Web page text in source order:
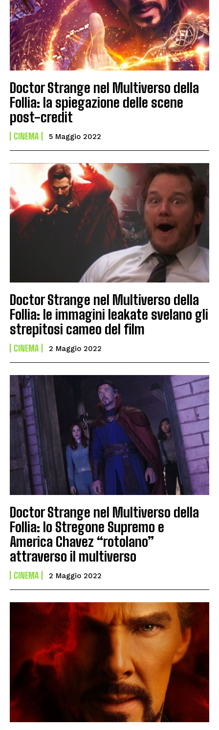
Doctor Strange nel Multiverso della
Follia: la spiegazione delle scene
post-credit
CINEMA 5 Maggio 2022
Doctor Strange nel Multiverso della
Follia: le immagini leakate svelano gli
strepitosi cameo del film
CINEMA 2 Maggio 2022
Doctor Strange nel Multiverso della
Follia: lo Stregone Supremo e
America Chavez “rotolano”
attraverso il multiverso
CINEMA 2 Maggio 2022